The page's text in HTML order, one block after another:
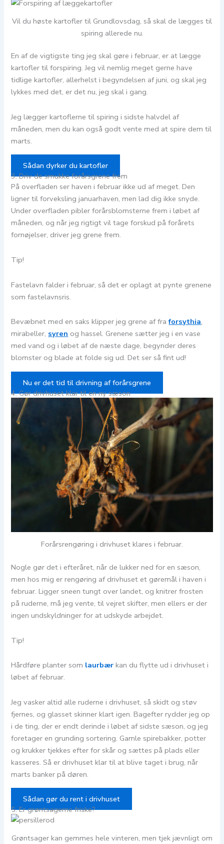
Vil du høste kartofler til Grundlovsdag, så skal de lægges til
spiring allerede nu.
En af de vigtigste ting jeg skal gøre i februar, er at lægge
kartofler til forspiring. Jeg vil nemlig meget gerne have
tidlige kartofler, allerhelst i begyndelsen af juni, og skal jeg
lykkes med det, er det nu, jeg skal i gang.
Jeg lægger kartoflerne til spiring i sidste halvdel af
måneden, men du kan også godt vente med at spire dem til
marts.
Sådan dyrker du kartofler
3. Driv de smukke forårsgrene frem
På overfladen ser haven i februar ikke ud af meget. Den
ligner til forveksling januarhaven, men lad dig ikke snyde.
Under overfladen pibler forårsblomsterne frem i løbet af
måneden, og når jeg rigtigt vil tage forskud på forårets
fornøjelser, driver jeg grene frem.
Tip!
Fastelavn falder i februar, så det er oplagt at pynte grenene
som fastelavnsris.
Bevæbnet med en saks klipper jeg grene af fraforsythia,
mirabeller, syren og hassel. Grenene sætter jeg i en vase
med vand og i løbet af de næste dage, begynder deres
blomster og blade at folde sig ud. Det ser så fint ud!
Nu er det tid til drivning af forårsgrene
4. Gør drivhuset klar til en ny sæson
Forårsrengøring i drivhuset klares i februar.
Nogle gør det i efteråret, når de lukker ned for en sæson,
men hos mig er rengøring af drivhuset et gøremål i haven i
februar. Ligger sneen tungt over landet, og knitrer frosten
på ruderne, må jeg vente, til vejret skifter, men ellers er der
ingen undskyldninger for at udskyde arbejdet.
Tip!
Hårdføre planter som laurbær kan du flytte ud i drivhuset i
løbet af februar.
Jeg vasker altid alle ruderne i drivhuset, så skidt og støv
fjernes, og glasset skinner klart igen. Bagefter rydder jeg op
i de ting, der er endt derinde i løbet af sidste sæson, og jeg
foretager en grunding sortering. Gamle spirebakker, potter
og krukker tjekkes efter for skår og sættes på plads eller
kasseres. Så er drivhuset klar til at blive taget i brug, når
marts banker på døren.
Sådan gør du rent i drivhuset
5. Er grøntsagerne friske?
Grøntsager kan gemmes hele vinteren, men tjek jævnligt om